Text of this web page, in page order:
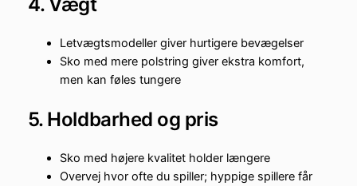
Letvægtsmodeller giver hurtigere bevægelser
Sko med mere polstring giver ekstra komfort,
men kan føles tungere
5. Holdbarhed og pris
Sko med højere kvalitet holder længere
Overvej hvor ofte du spiller; hyppige spillere får